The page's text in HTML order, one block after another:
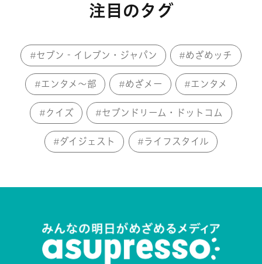
注目のタグ
セブン‐イレブン・ジャパン めざめッチ
エンタメ～部 めざメー エンタメ
クイズ セブンドリーム・ドットコム
ダイジェスト ライフスタイル